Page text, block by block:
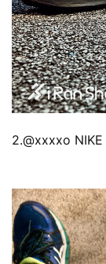
2.@xxxxo NIKE